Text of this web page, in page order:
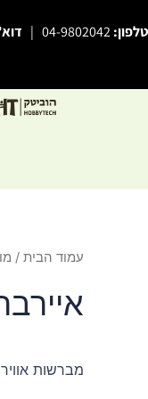
לתוכן
טלפון:04-9802042
|
עמוד הבית /
מברשות